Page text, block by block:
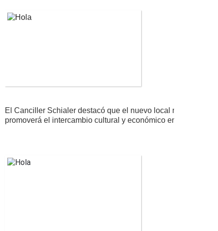
El Canciller Schialer destacó que el nuevo local mejorará
promoverá el intercambio cultural y económico entre Perú y